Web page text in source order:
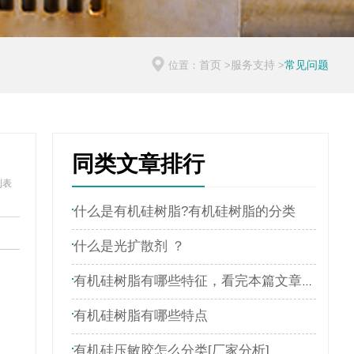
位置： 首页 > 服务支持 >常见问题
表
同类文章排行
什么是有机硅树脂?有机硅树脂的分类
什么是光扩散剂 ？
有机硅树脂有哪些特征，看完本篇文章就了解
有机硅树脂有哪些特点
有机硅压敏胶怎么分类[厂家分析]